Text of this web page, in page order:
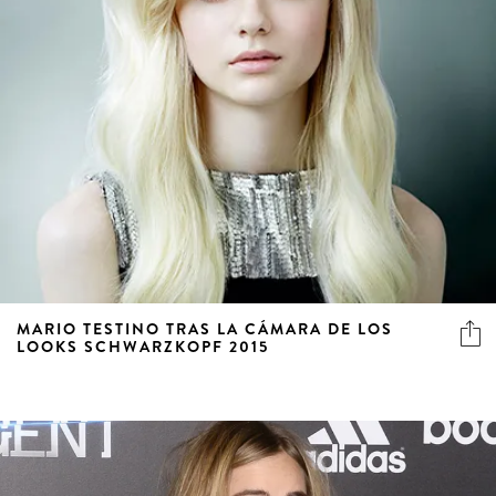
MARIO TESTINO TRAS LA CÁMARA DE LOS
LOOKS SCHWARZKOPF 2015